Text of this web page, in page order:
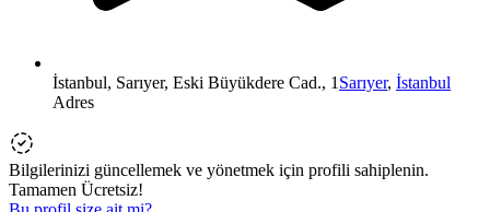
İstanbul, Sarıyer, Eski Büyükdere Cad., 1 Sarıyer, İstanbul
Adres
Bilgilerinizi güncellemek ve yönetmek için profili sahiplenin.
Tamamen Ücretsiz!